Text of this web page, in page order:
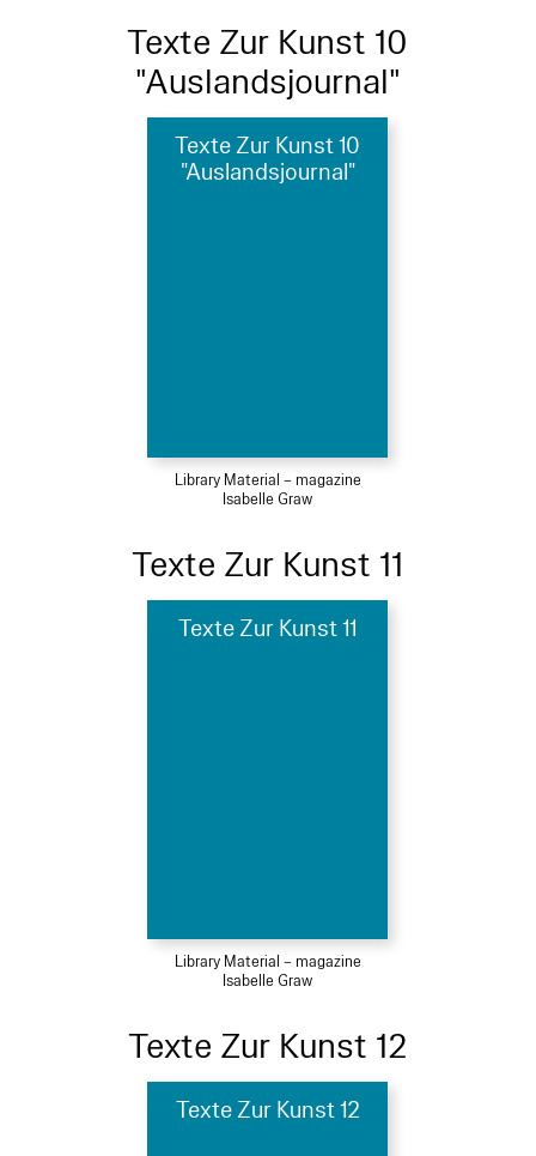
Texte Zur Kunst 10
"Auslandsjournal"
Texte Zur Kunst 10
"Auslandsjournal"
Library Material – magazine
Isabelle Graw
Texte Zur Kunst 11
Texte Zur Kunst 11
Library Material – magazine
Isabelle Graw
Texte Zur Kunst 12
Texte Zur Kunst 12